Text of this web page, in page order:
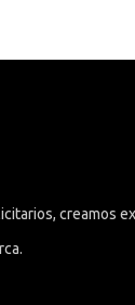
creamos